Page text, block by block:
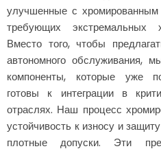
улучшенные с
требующих экстремальных
Вместо того, чтобы
автономного обслуживания,
компоненты, которые уже
готовы к интеграции в
отраслях. Наш процесс
устойчивость к износу и
плотные допуски. Эти